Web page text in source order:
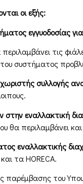
οι εξής:
εγγυοδοσίας
τις
συστήματος
συλλογής
εναλλακτική
θα περιλαμβάνει
εναλλακτικής
τα HORECA.
του